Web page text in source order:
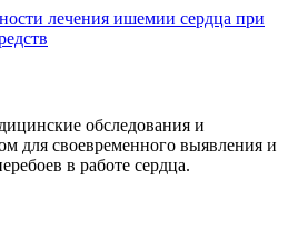
лечения ишемии сердца при
обследования и
для своевременного выявления и
в работе сердца.